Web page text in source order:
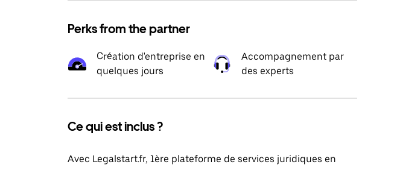
Perks from the partner
Création d'entreprise en
quelques jours
Accompagnement par
des experts
Ce qui est inclus ?
Avec Legalstart.fr, 1ère plateforme de services juridiques en